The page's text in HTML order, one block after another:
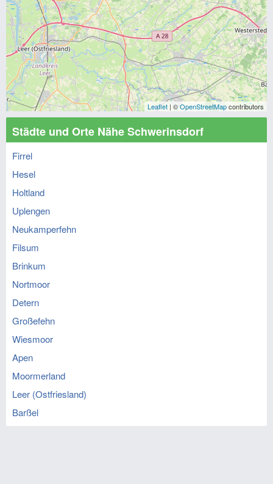
Leaflet | ©OpenStreetMapcontributors
Städte und Orte Nähe Schwerinsdorf
Firrel
Hesel
Holtland
Uplengen
Neukamperfehn
Filsum
Brinkum
Nortmoor
Detern
Großefehn
Wiesmoor
Apen
Moormerland
Leer (Ostfriesland)
Barßel